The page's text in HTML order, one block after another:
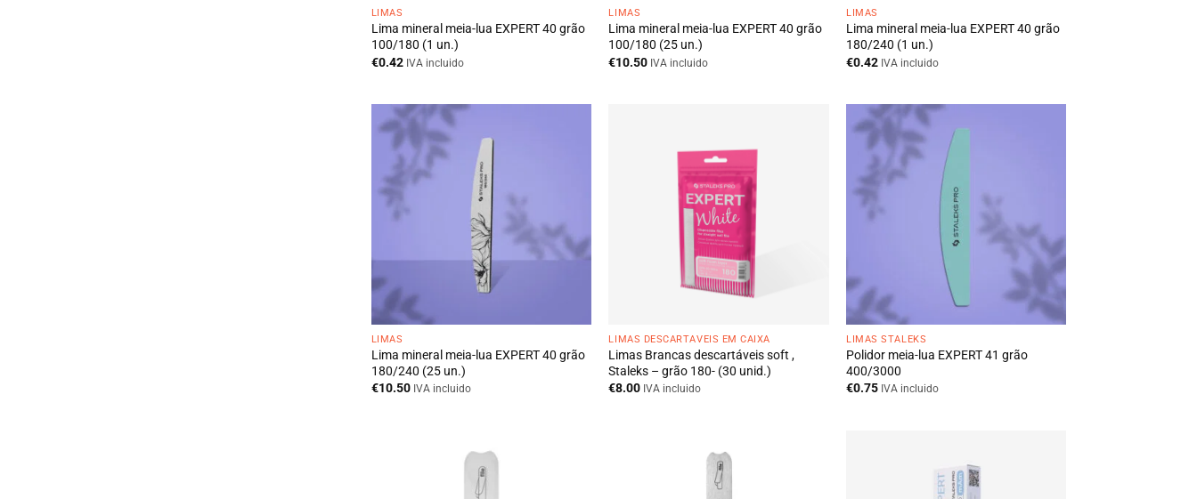
LIMAS
Lima mineral meia-lua EXPERT 40 grão
100/180 (1 un.)
€0.42 IVA incluido
LIMAS
Lima mineral meia-lua EXPERT 40 grão
100/180 (25 un.)
€10.50 IVA incluido
LIMAS
Lima mineral meia-lua EXPERT 40 grão
180/240 (1 un.)
€0.42 IVA incluido
LIMAS
Lima mineral meia-lua EXPERT 40 grão
180/240 (25 un.)
€10.50 IVA incluido
LIMAS DESCARTÁVEIS EM CAIXA
Limas Brancas descartáveis soft ,
Staleks – grão 180- (30 unid.)
€8.00 IVA incluido
LIMAS STALEKS
Polidor meia-lua EXPERT 41 grão
400/3000
€0.75 IVA incluido